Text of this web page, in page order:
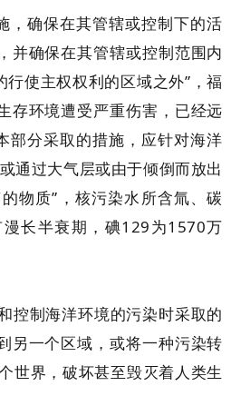
，确保在其管辖或控制下的活
并确保在其管辖或控制范围内
使主权权利的区域之外”，福
存环境遭受严重伤害，已经远
部分采取的措施，应针对海洋
通过大气层或由于倾倒而放出
物质”，核污染水所含氚、碳
长半衰期，碘129为1570万
控制海洋环境的污染时采取的
另一个区域，或将一种污染转
世界，破坏甚至毁灭着人类生